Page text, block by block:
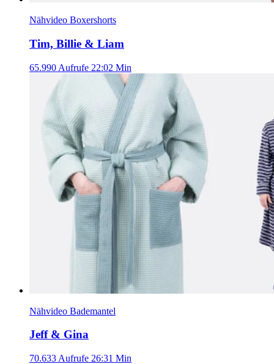
Nähvideo Boxershorts
Tim, Billie & Liam
65.990 Aufrufe 22:02 Min
Nähvideo Bademantel
Jeff & Gina
70.633 Aufrufe 26:31 Min